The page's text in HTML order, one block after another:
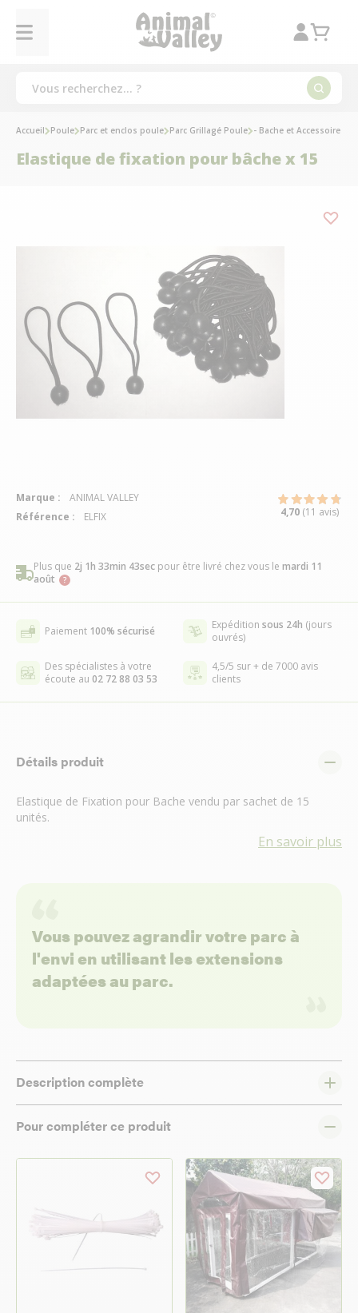
Plus que 2j 1h 33min 42sec pour être livré chez vous le mardi 11
août
Paiement 100% sécurisé Expédition sous 24h (jours
ouvrés)
Des spécialistes à votre
écoute au 02 72 88 03 53
4,5/5 sur + de 7000 avis
clients
Détails produit
Elastique de Fixation pour Bache vendu par sachet de 15
unités.
En savoir plus
Vous pouvez agrandir votre parc à
l'envi en utilisant les extensions
adaptées au parc.
Description complète
Pour compléter ce produit
Accueil Poule Parc et enclos poule Parc Grillagé Poule - Bache et Accessoire
Elastique de fixation pour bâche x 15
Marque :
ANIMAL VALLEY
Référence :
ELFIX 4,70 (11 avis)